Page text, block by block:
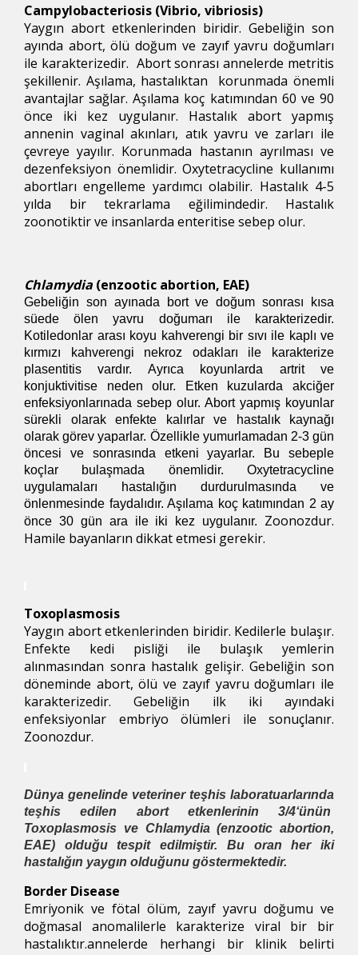
Campylobacteriosis (Vibrio, vibriosis)
Yaygın abort etkenlerinden biridir. Gebeliğin son
ayında abort, ölü doğum ve zayıf yavru doğumları
ile karakterizedir. Abort sonrası annelerde metritis
şekillenir. Aşılama, hastalıktan korunmada önemli
avantajlar sağlar. Aşılama koç katımından 60 ve 90
önce iki kez uygulanır. Hastalık abort yapmış
annenin vaginal akınları, atık yavru ve zarları ile
çevreye yayılır. Korunmada hastanın ayrılması ve
dezenfeksiyon önemlidir. Oxytetracycline kullanımı
abortları engelleme yardımcı olabilir. Hastalık 4-5
yılda bir tekrarlama eğilimindedir. Hastalık
zoonotiktir ve insanlarda enteritise sebep olur.
Chlamydia (enzootic abortion, EAE)
Gebeliğin son ayınada bort ve doğum sonrası kısa
süede ölen yavru doğumarı ile karakterizedir.
Kotiledonlar arası koyu kahverengi bir sıvı ile kaplı ve
kırmızı kahverengi nekroz odakları ile karakterize
plasentitis vardır. Ayrıca koyunlarda artrit ve
konjuktivitise neden olur. Etken kuzularda akciğer
enfeksiyonlarınada sebep olur. Abort yapmış koyunlar
sürekli olarak enfekte kalırlar ve hastalık kaynağı
olarak görev yaparlar. Özellikle yumurlamadan 2-3 gün
öncesi ve sonrasında etkeni yayarlar. Bu sebeple
koçlar bulaşmada önemlidir. Oxytetracycline
uygulamaları hastalığın durdurulmasında ve
önlenmesinde faydalıdır. Aşılama koç katımından 2 ay
önce 30 gün ara ile iki kez uygulanır. Zoonozdur.
Hamile bayanların dikkat etmesi gerekir.
Toxoplasmosis
Yaygın abort etkenlerinden biridir. Kedilerle bulaşır.
Enfekte kedi pisliği ile bulaşık yemlerin
alınmasından sonra hastalık gelişir. Gebeliğin son
döneminde abort, ölü ve zayıf yavru doğumları ile
karakterizedir. Gebeliğin ilk iki ayındaki
enfeksiyonlar embriyo ölümleri ile sonuçlanır.
Zoonozdur.
Dünya genelinde veteriner teşhis laboratuarlarında
teşhis edilen abort etkenlerinin 3/4‘ünün
Toxoplasmosis ve Chlamydia (enzootic abortion,
EAE) olduğu tespit edilmiştir. Bu oran her iki
hastalığın yaygın olduğunu göstermektedir.
Border Disease
Emriyonik ve fötal ölüm, zayıf yavru doğumu ve
doğmasal anomalilerle karakterize viral bir bir
hastalıktır.annelerde herhangi bir klinik belirti